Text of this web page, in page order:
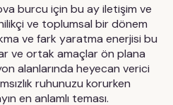
burcu için bu ay iletişim ve
ve toplumsal bir dönem
ve fark yaratma enerjisi bu
ve ortak amaçlar ön plana
alanlarında heyecan verici
ruhunuzu korurken
en anlamlı teması.